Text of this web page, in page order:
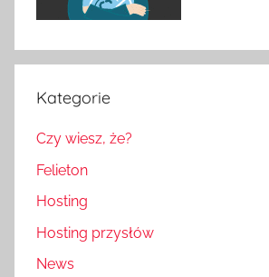
Kategorie
Czy wiesz, że?
Felieton
Hosting
Hosting przysłów
News